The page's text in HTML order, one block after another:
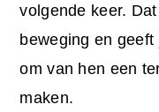
volgende keer.
beweging en
om van hen een
maken.